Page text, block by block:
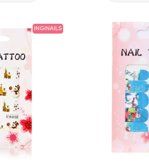
INGINAILS